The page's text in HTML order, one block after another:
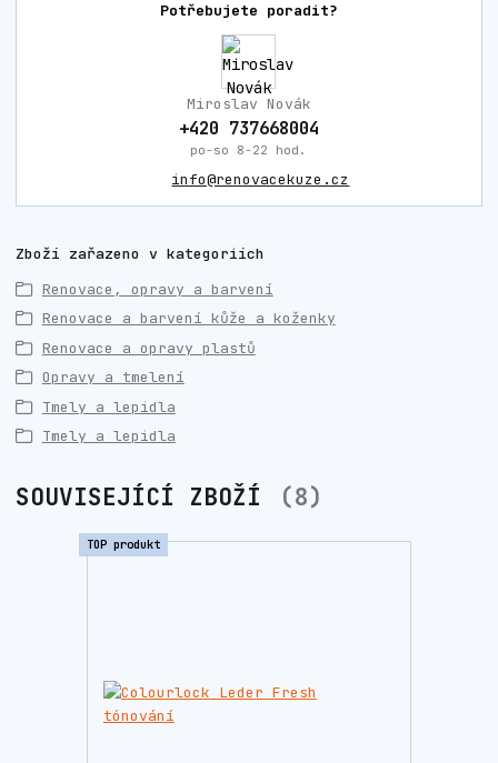
Potřebujete poradit?
Miroslav Novák
+420 737668004
po-so 8-22 hod.
info@renovacekuze.cz
Zboží zařazeno v kategoriích
Renovace, opravy a barvení
Renovace a barvení kůže a koženky
Renovace a opravy plastů
Opravy a tmelení
Tmely a lepidla
Tmely a lepidla
SOUVISEJÍCÍ ZBOŽÍ 8
TOP produkt